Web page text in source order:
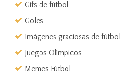
Gifs de fútbol
Goles
Imágenes graciosas de fútbol
Juegos Olímpicos
Memes Fútbol